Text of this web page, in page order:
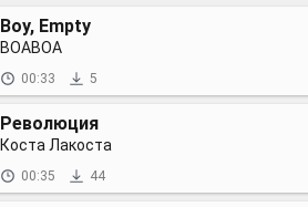
Boy, Empty
BOABOA
00:33 5
Революция
Коста Лакоста
00:35 44